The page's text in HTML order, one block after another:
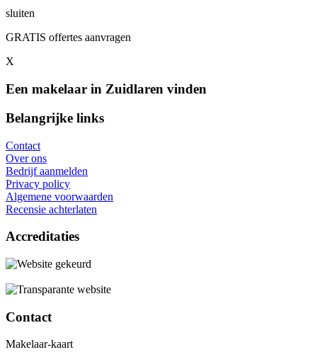
sluiten
GRATIS offertes aanvragen
X
Een makelaar in Zuidlaren vinden
Belangrijke links
Contact
Over ons
Bedrijf aanmelden
Privacy policy
Algemene voorwaarden
Recensie achterlaten
Accreditaties
Contact
Makelaar-kaart